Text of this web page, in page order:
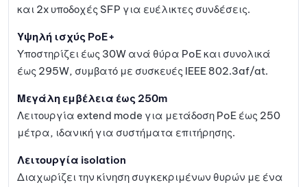
και 2x υποδοχές SFP για ευέλικτες συνδέσεις.
Υψηλή ισχύς PoE+
Υποστηρίζει έως 30W ανά θύρα PoE και συνολικά
έως 295W, συμβατό με συσκευές IEEE 802.3af/at.
Μεγάλη εμβέλεια έως 250m
Λειτουργία extend mode για μετάδοση PoE έως 250
μέτρα, ιδανική για συστήματα επιτήρησης.
Λειτουργία isolation
Διαχωρίζει την κίνηση συγκεκριμένων θυρών με ένα